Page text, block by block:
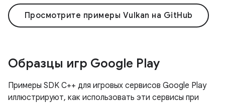
Просмотрите примеры Vulkan на GitHub
Образцы игр Google Play
Примеры SDK C++ для игровых сервисов Google Play
иллюстрируют, как использовать эти сервисы при